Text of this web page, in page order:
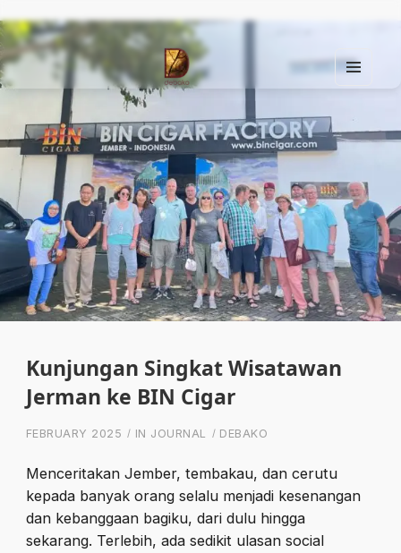
Find Your Spirit with Us, Life is Yours
MEN
WIDG
ETS
Kunjungan Singkat Wisatawan
Jerman ke BIN Cigar
FEBRUARY 2025 IN JOURNAL DEBAKO
Menceritakan Jember, tembakau, dan cerutu
kepada banyak orang selalu menjadi kesenangan
dan kebanggaan bagiku, dari dulu hingga
sekarang. Terlebih, ada sedikit ulasan social